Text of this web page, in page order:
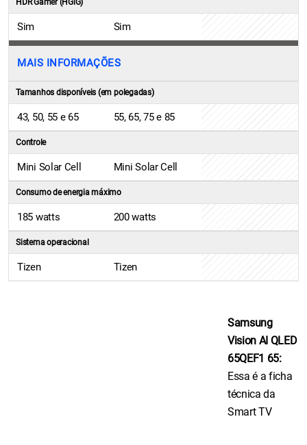
HDR Gamer (HGiG)
Sim Sim
MAIS INFORMAÇÕES
Tamanhos disponíveis (em polegadas)
43, 50, 55 e 65 55, 65, 75 e 85
Controle
Mini Solar Cell Mini Solar Cell
Consumo de energia máximo
185 watts 200 watts
Sistema operacional
Tizen Tizen
Samsung
Vision AI QLED
65QEF1 65:
Essa é a ficha
técnica da
Smart TV